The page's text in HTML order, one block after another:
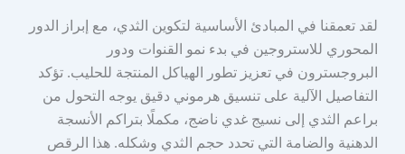
لقد تعمقنا في المبادئ الأساسية لتكوين الثدي، مع إبراز الدور
المحوري للاستروجين في بدء نمو القنوات ودور
البروجسترون في تعزيز تطور الهياكل المنتجة للحليب. تؤكد
التفاصيل الآلية على تنسيق هرموني دقيق يوجه التحول من
براعم الثدي إلى نسيج غدي ناضج، مكملًا بتراكم الأنسجة
الدهنية والضامة التي تحدد حجم الثدي وشكله. هذا الرقص